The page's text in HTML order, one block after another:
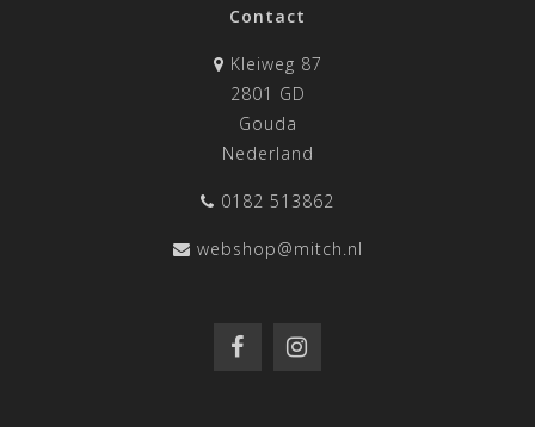
Contact
Kleiweg 87
2801 GD
Gouda
Nederland
0182 513862
webshop@mitch.nl